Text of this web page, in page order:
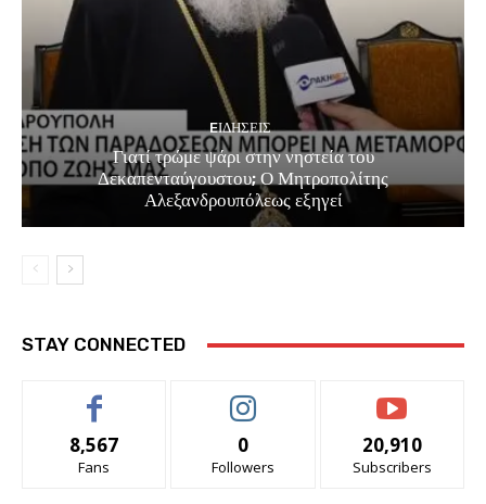
EΙΔΗΣΕΙΣ
Γιατί τρώμε ψάρι στην νηστεία του
Δεκαπενταύγουστου; Ο Μητροπολίτης
Αλεξανδρουπόλεως εξηγεί
STAY CONNECTED
8,567
Fans
0
Followers
20,910
Subscribers